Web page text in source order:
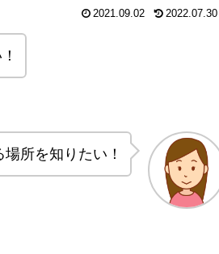
2021.09.02 2022.07.30
所を知りたい！